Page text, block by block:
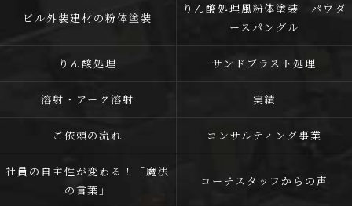
ビル外装建材の粉体塗装
りん酸処理風粉体塗装 パウダ
ースパングル
りん酸処理 サンドブラスト処理
溶射・アーク溶射 実績
ご依頼の流れ コンサルティング事業
社員の自主性が変わる！「魔法
の言葉」
コーチスタッフからの声